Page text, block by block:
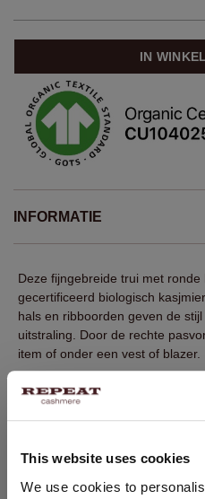
This website uses cookies
We use cookies to
IN
INFORMATIE
Deze fijngebreide trui met
gecertificeerd biologisch
hals en ribboorden geven de
uitstraling. Door de rechte
item of onder een vest of blazer.
Fijn gebreid
Lange mouwen met ribboorden
Geribde zoom
LAND WIJZIGEN